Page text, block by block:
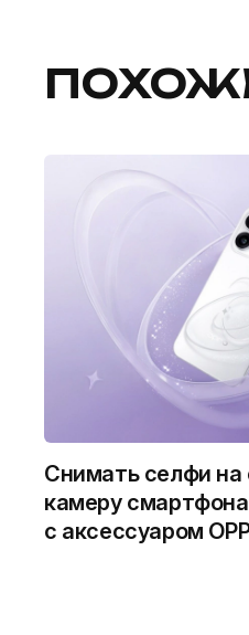
Снимать селфи на
камеру
с аксессуаром